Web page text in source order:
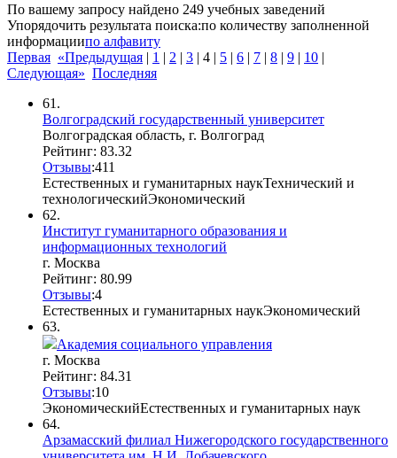
По вашему запросу найдено 249 учебных заведений
Упорядочить результата поиска:по количеству заполненной
информациипо алфавиту
Первая «Предыдущая | 1 | 2 | 3 | 4 | 5 | 6 | 7 | 8 | 9 | 10 |
Следующая» Последняя
61.
Волгоградский государственный университет
Волгоградская область, г. Волгоград
Рейтинг: 83.32
Отзывы:411
Естественных и гуманитарных наукТехнический и
технологическийЭкономический
62.
Институт гуманитарного образования и
информационных технологий
г. Москва
Рейтинг: 80.99
Отзывы:4
Естественных и гуманитарных наукЭкономический
63.
Академия социального управления
г. Москва
Рейтинг: 84.31
Отзывы:10
ЭкономическийЕстественных и гуманитарных наук
64.
Арзамасский филиал Нижегородского государственного